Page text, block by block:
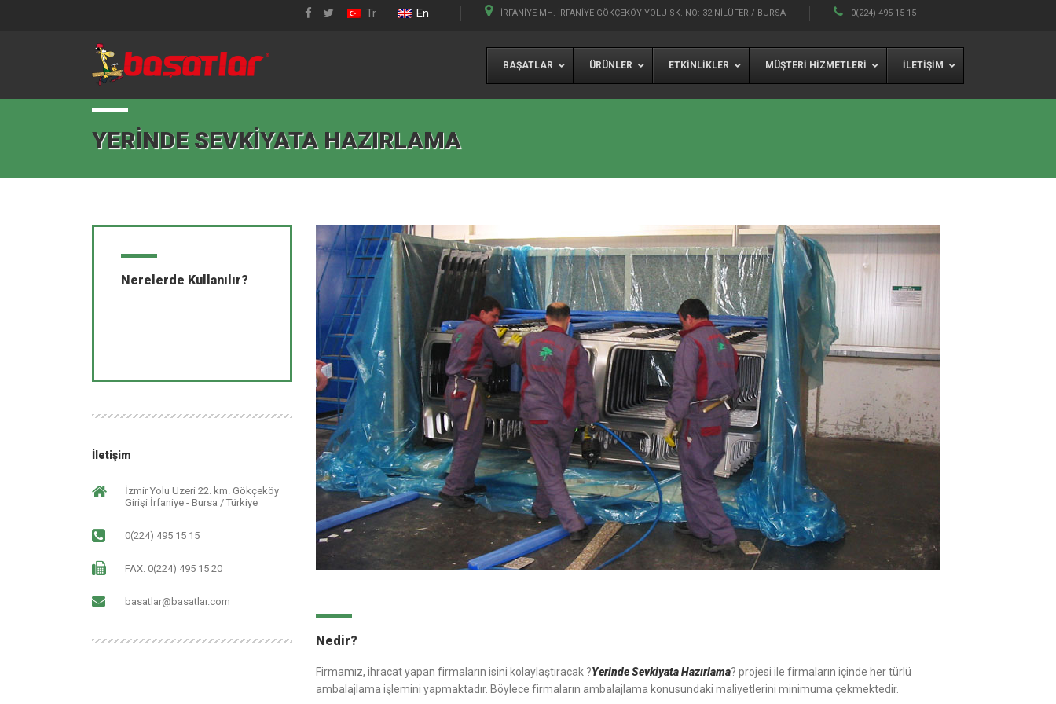
İRFANIYE MH. İRFANIYE GÖKÇEKÖY YOLU SK. NO: 32 NILÜFER / BURSA 0(224) 495 15 15
Tr En
BAŞATLAR ÜRÜNLER ETKINLIKLER MÜŞTERI HIZMETLERI İLETIŞIM
YERINDE SEVKIYATA HAZIRLAMA
Nerelerde Kullanılır?
İletişim
İzmir Yolu Üzeri 22. km. Gökçeköy
Girişi İrfaniye - Bursa / Türkiye
0(224) 495 15 15
FAX: 0(224) 495 15 20
basatlar@basatlar.com
Nedir?
Firmamız, ihracat yapan firmaların isini kolaylaştıracak ?Yerinde Sevkiyata Hazırlama? projesi ile firmaların içinde her türlü
ambalajlama işlemini yapmaktadır. Böylece firmaların ambalajlama konusundaki maliyetlerini minimuma çekmektedir.